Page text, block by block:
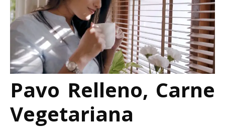
Pavo Relleno, Carne
Vegetariana